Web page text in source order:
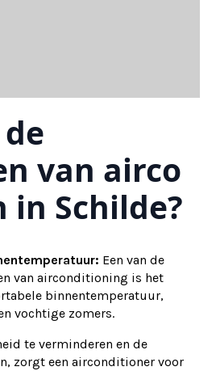
van airco
in Schilde?
Een van de
van airconditioning is het
binnentemperatuur,
vochtige zomers.
te verminderen en de
zorgt een airconditioner voor